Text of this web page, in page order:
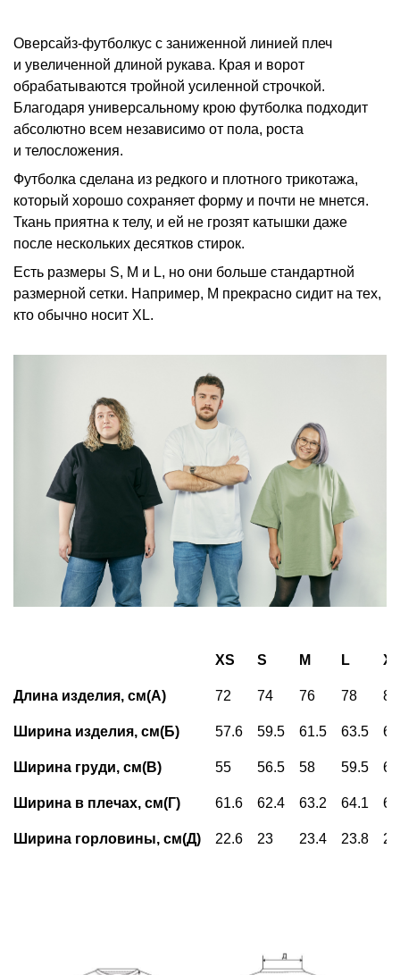
Оверсайз-футболкус с заниженной линией плеч
и увеличенной длиной рукава. Края и ворот
обрабатываются тройной усиленной строчкой.
Благодаря универсальному крою футболка подходит
абсолютно всем независимо от пола, роста
и телосложения.
Футболка сделана из редкого и плотного трикотажа,
который хорошо сохраняет форму и почти не мнется.
Ткань приятна к телу, и ей не грозят катышки даже
после нескольких десятков стирок.
Есть размеры S, M и L, но они больше стандартной
размерной сетки. Например, M прекрасно сидит на тех,
кто обычно носит XL.
XS S M L
Длина изделия, см(А) 72 74 76 78 80
Ширина изделия, см(Б) 57.6 59.5 61.5 63.5
Ширина груди, см(В) 55 56.5 58 59.5
Ширина в плечах, см(Г) 61.6 62.4 63.2 64.1
Ширина горловины, см(Д) 22.6 23 23.4 23.8